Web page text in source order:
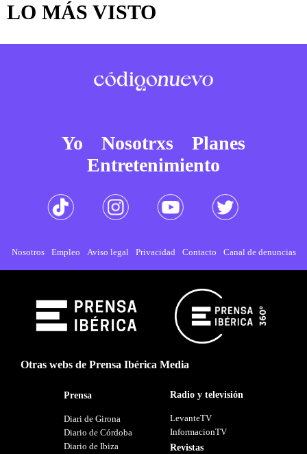
LO MÁS VISTO
Yo Nosotrxs
Planes
Entretenimiento
Nosotros Empleo Aviso legal Privacidad Contacto Canal de denuncias
Otras webs de Prensa Ibérica Media
Prensa
Diari de Girona
Diario de Córdoba
Diario de Ibiza
Radio y televisión
LevanteTV
InformacionTV
Revistas